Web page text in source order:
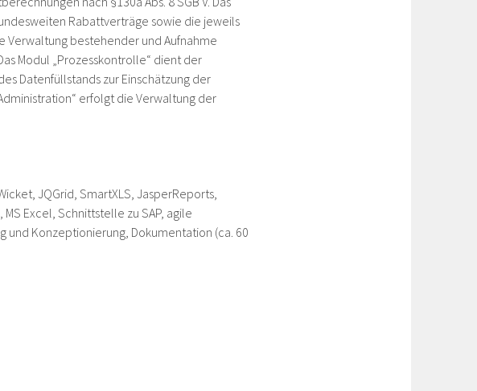
Rabattverträge sowie die jeweils
Verwaltung bestehender und Aufnahme
Modul „Prozesskontrolle“ dient der
Datenfüllstands zur Einschätzung der
erfolgt die Verwaltung der
JQGrid, SmartXLS, JasperReports,
MS Excel, Schnittstelle zu SAP, agile
und Konzeptionierung, Dokumentation (ca. 60